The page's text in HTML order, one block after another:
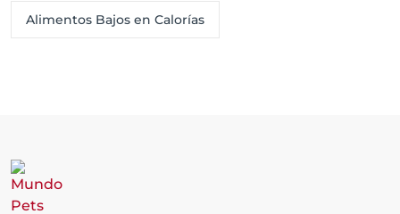
Alimentos Bajos en Calorías